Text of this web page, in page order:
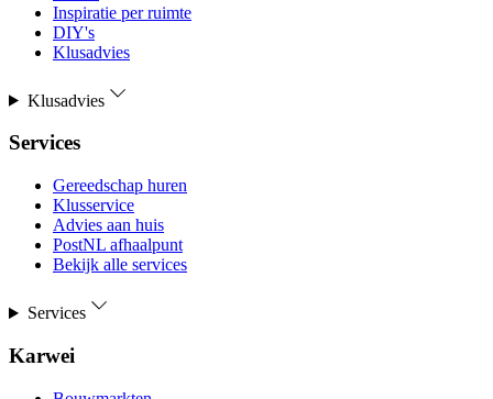
Inspiratie per ruimte
DIY's
Klusadvies
Klusadvies
Services
Gereedschap huren
Klusservice
Advies aan huis
PostNL afhaalpunt
Bekijk alle services
Services
Karwei